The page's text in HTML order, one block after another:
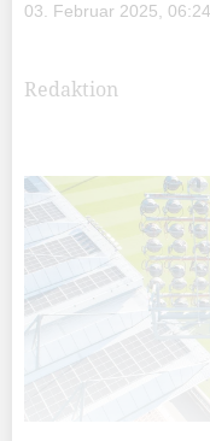
03. Februar 2025,
Redaktion